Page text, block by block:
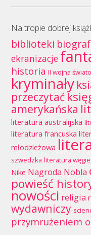
Na tropie dobrej
biblioteki
ekranizacje
historia II wojna
kryminały
przeczytać
amerykańska
literatura australijska
literatura francuska
młodzieżowa
szwedzka literatura
Nike Nagroda Nobla
powieść
nowości religia
wydawniczy
przymrużeniem